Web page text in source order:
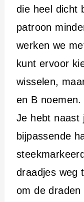
die heel dicht
patroon
werken we
kunt ervoor
wisselen,
en B noemen.
Je hebt naast
bijpassende
draadjes weg
om de draden